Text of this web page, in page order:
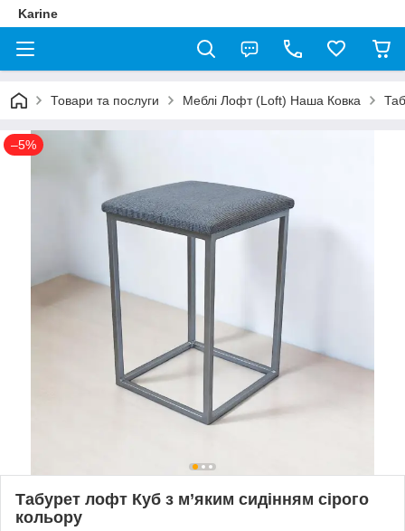
Karine
Товари та послуги Меблі Лофт (Loft) Наша Ковка
–5%
Табурет лофт Куб з м’яким сидінням сірого
кольору